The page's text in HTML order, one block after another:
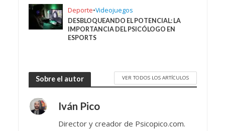
Deporte•Videojuegos
DESBLOQUEANDO EL POTENCIAL: LA
IMPORTANCIA DEL PSICÓLOGO EN
ESPORTS
Sobre el autor VER TODOS LOS ARTÍCULOS
Iván Pico
Director y creador de Psicopico.com.